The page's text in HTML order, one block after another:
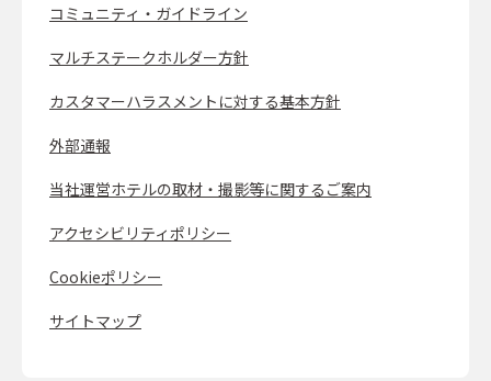
コミュニティ・ガイドライン
マルチステークホルダー方針
カスタマーハラスメントに対する基本方針
外部通報
当社運営ホテルの取材・撮影等に関するご案内
アクセシビリティポリシー
Cookieポリシー
サイトマップ